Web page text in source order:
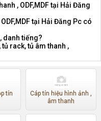
, ODF,MDF tại Hải Đăng
tại Hải Đăng Pc có
danh tiếng?
rack, tủ âm thanh ,
tín
Cáp tín hiệu hình ảnh ,
âm thanh